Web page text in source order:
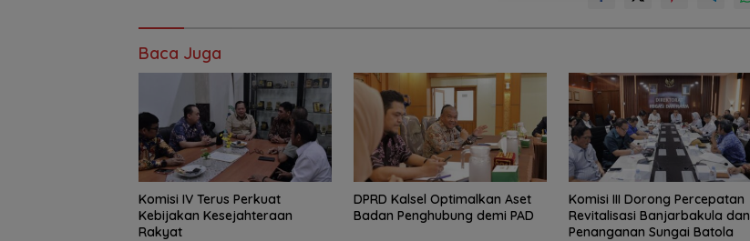
Baca Juga
Komisi IV Terus Perkuat
Kebijakan Kesejahteraan
Rakyat
‎DPRD Kalsel Optimalkan Aset
Badan Penghubung demi PAD
‎Komisi III Dorong Percepatan
Revitalisasi Banjarbakula dan
Penanganan Sungai Batola